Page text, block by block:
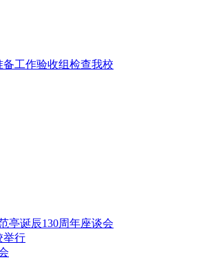
备工作验收组检查我校
亭诞辰130周年座谈会
举行